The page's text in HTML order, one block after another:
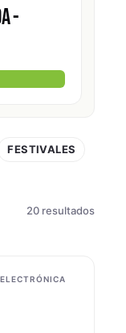
-
FESTIVALES
20 resultados